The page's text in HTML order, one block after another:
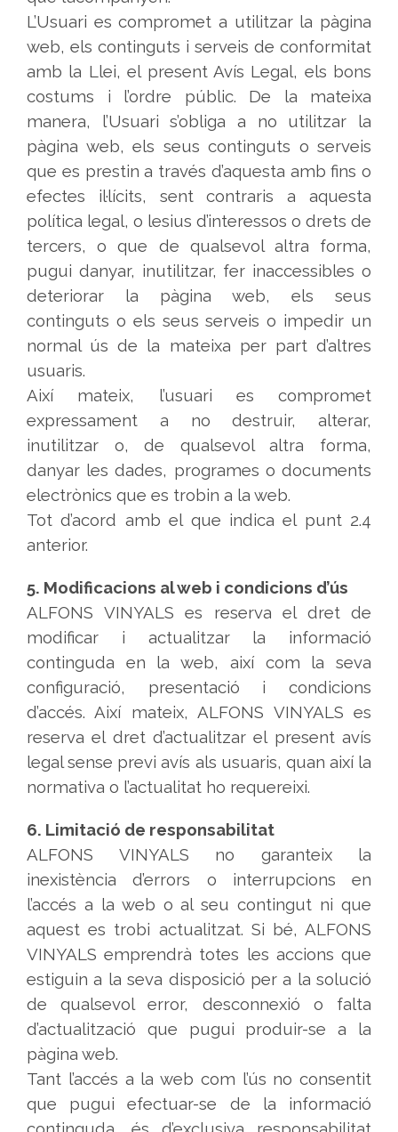
L’Usuari es compromet a utilitzar la pàgina
web, els continguts i serveis de conformitat
amb la Llei, el present Avís Legal, els bons
costums i l’ordre públic. De la mateixa
manera, l’Usuari s’obliga a no utilitzar la
pàgina web, els seus continguts o serveis
que es prestin a través d’aquesta amb fins o
efectes il·lícits, sent contraris a aquesta
política legal, o lesius d’interessos o drets de
tercers, o que de qualsevol altra forma,
pugui danyar, inutilitzar, fer inaccessibles o
deteriorar la pàgina web, els seus
continguts o els seus serveis o impedir un
normal ús de la mateixa per part d’altres
usuaris.
Així mateix, l’usuari es compromet
expressament a no destruir, alterar,
inutilitzar o, de qualsevol altra forma,
danyar les dades, programes o documents
electrònics que es trobin a la web.
Tot d’acord amb el que indica el punt 2.4
anterior.
5. Modificacions al web i condicions d’ús
ALFONS VINYALS es reserva el dret de
modificar i actualitzar la informació
continguda en la web, així com la seva
configuració, presentació i condicions
d’accés. Així mateix, ALFONS VINYALS es
reserva el dret d’actualitzar el present avís
legal sense previ avís als usuaris, quan així la
normativa o l’actualitat ho requereixi.
6. Limitació de responsabilitat
ALFONS VINYALS no garanteix la
inexistència d’errors o interrupcions en
l’accés a la web o al seu contingut ni que
aquest es trobi actualitzat. Si bé, ALFONS
VINYALS emprendrà totes les accions que
estiguin a la seva disposició per a la solució
de qualsevol error, desconnexió o falta
d’actualització que pugui produir-se a la
pàgina web.
Tant l’accés a la web com l’ús no consentit
que pugui efectuar-se de la informació